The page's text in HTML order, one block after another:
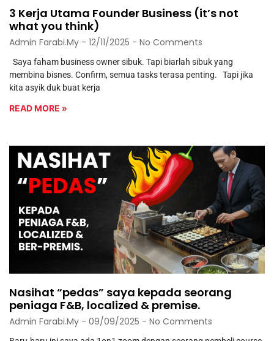
3 Kerja Utama Founder Business (it’s not
what you think)
Admin Farabi.my 12/11/2025 No Comments
Saya faham business owner sibuk. Tapi biarlah sibuk yang
membina bisnes. Confirm, semua tasks terasa penting. Tapi jika
kita asyik duk buat kerja
READ MORE »
Nasihat “pedas” saya kepada seorang
peniaga F&B, localized & premise.
Admin Farabi.my 09/09/2025 No Comments